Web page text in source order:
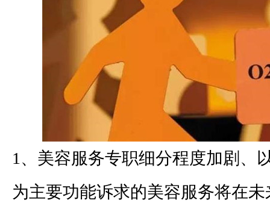
1 、美容服务专职细分程度加剧、
为主要功能诉求的美容服务将在